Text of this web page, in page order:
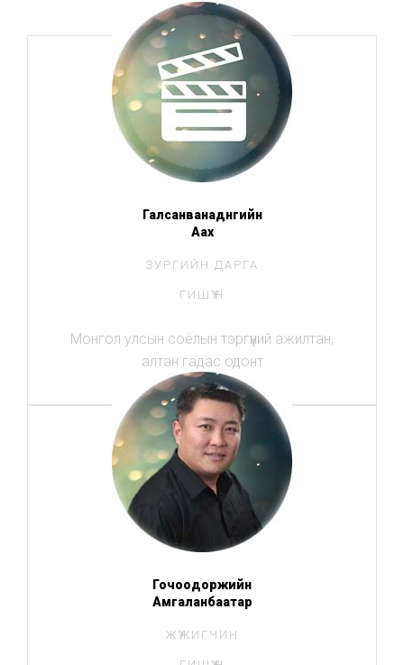
Галсанванаднгийн
Аахүү
ЗУРГИЙН ДАРГА
ГИШҮҮН
Монгол улсын соёлын тэргүүний ажилтан,
алтан гадас одонт
Гочоодоржийн
Амгаланбаатар
ЖҮЖИГЧИН